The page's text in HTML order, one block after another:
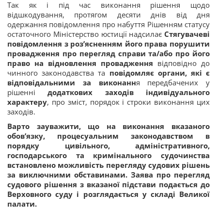
Так як і під час виконання рішення щодо
відшкодування, протягом десяти днів від дня
одержання повідомлення про набуття Рішенням статусу
остаточного Міністерство юстиції надсилає Стягувачеві
повідомлення з роз’ясненням його права порушити
провадження про перегляд справи та/або про його
право на відновлення провадження відповідно до
чинного законодавства та повідомляє органи, які є
відповідальними за виконання передбачених у
рішеннідодаткових заходів індивідуального
характеру, про зміст, порядок і строки виконання цих
заходів.
Варто зауважити, що на виконання вказаного
обов’язку, процесуальним законодавством в
порядку цивільного, адміністративного,
господарського та кримінального судочинства
встановлено можливість перегляду судових рішень
за виключними обставинами. Заява про перегляд
судового рішення з вказаної підстави подається до
Верховного суду і розглядається у складі Великої
палати.